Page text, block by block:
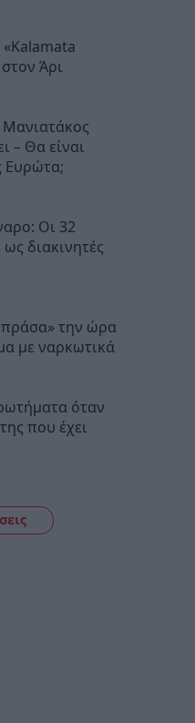
Άρι
– Θα είναι
Ευρώτα;
Οι 32
διακινητές
την ώρα
με ναρκωτικά
όταν
που έχει